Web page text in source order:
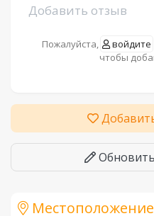
Добавить отзыв
Пожалуйста, войдите
чтобы
Местоположение